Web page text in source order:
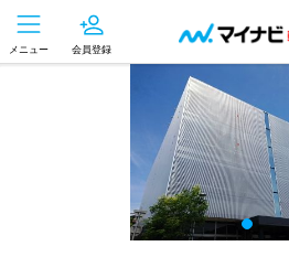
メニュー 会員登録